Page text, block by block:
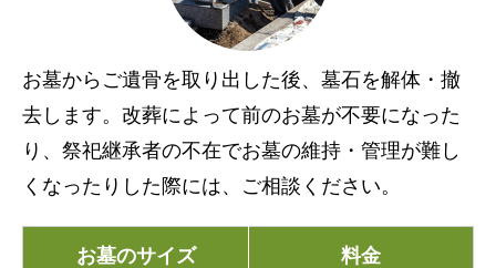
お墓からご遺骨を取り出した後、墓石を解体・撤
去します。改葬によって前のお墓が不要になった
り、祭祀継承者の不在でお墓の維持・管理が難し
くなったりした際には、ご相談ください。
お墓のサイズ 料金